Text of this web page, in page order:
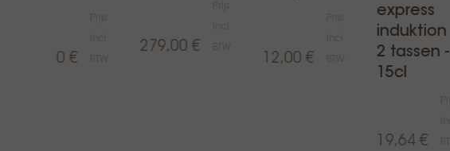
33,00 €
279,00 €
12,00 €
express
induktion
2 tassen -
15cl
19,64 €